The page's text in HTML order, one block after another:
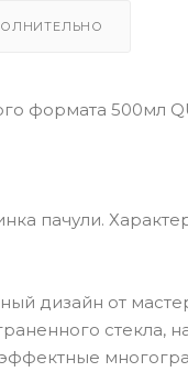
формата 500мл
пачули.
дизайн от
стекла,